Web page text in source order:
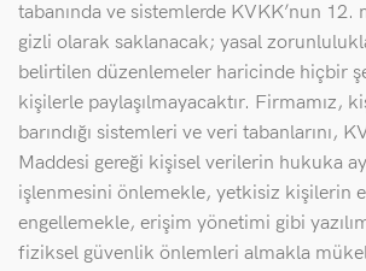
tabanında ve sistemlerde KVKK’nun 12.
gizli olarak saklanacak; yasal
belirtilen düzenlemeler haricinde hiçbir
kişilerle paylaşılmayacaktır. Firmamız,
barındığı sistemleri ve veri tabanlarını,
Maddesi gereği kişisel verilerin hukuka
işlenmesini önlemekle, yetkisiz kişilerin
engellemekle, erişim yönetimi gibi
fiziksel güvenlik önlemleri almakla